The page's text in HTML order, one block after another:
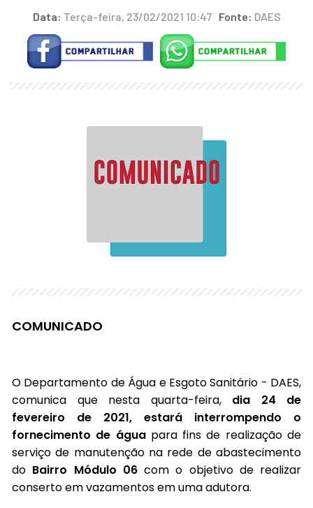
Data: Terça-feira, 23/02/2021 10:47 Fonte: DAES
COMUNICADO
O Departamento de Água e Esgoto Sanitário - DAES,
comunica que nesta quarta-feira, dia 24 de
fevereiro de 2021, estará interrompendo o
fornecimento de águapara fins de realização de
serviço de manutenção na rede de abastecimento
do Bairro Módulo 06 com o objetivo de realizar
conserto em vazamentos em uma adutora.